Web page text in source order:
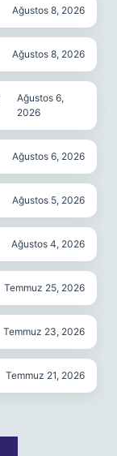
Ağustos 8, 2026
Ağustos 8, 2026
Ağustos 6,
2026
Ağustos 6, 2026
Ağustos 5, 2026
Ağustos 4, 2026
Temmuz 25, 2026
Temmuz 23, 2026
Temmuz 21, 2026